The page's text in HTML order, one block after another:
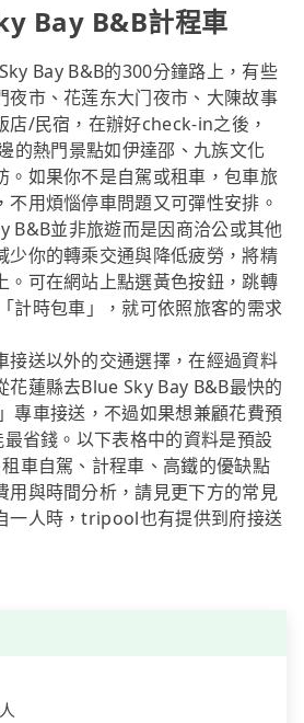
Bay B&B計程車
Bay B&B的300分鐘路上，有些
夜市、花莲东大门夜市、大陳故事
店/民宿，在辦好check-in之後，
的熱門景點如伊達邵、九族文化
。如果你不是自駕或租車，包車旅
用煩惱停車問題又可彈性安排。
B&B並非旅遊而是因商洽公或其他
少你的轉乘交通與降低疲勞，將精
。可在網站上點選黃色按鈕，跳轉
計時包車」，就可依照旅客的需求
接送以外的交通選擇，在經過資料
花蓮縣去Blue Sky Bay B&B最快的
專車接送，不過如果想兼顧花費預
省錢。以下表格中的資料是預設
車自駕、計程車、高鐵的優缺點
用與時間分析，請見更下方的常見
一人時，tripool也有提供到府接送